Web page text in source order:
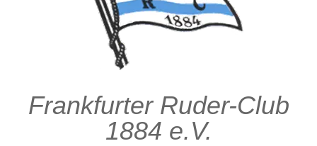
Frankfurter Ruder-Club
1884 e.V.